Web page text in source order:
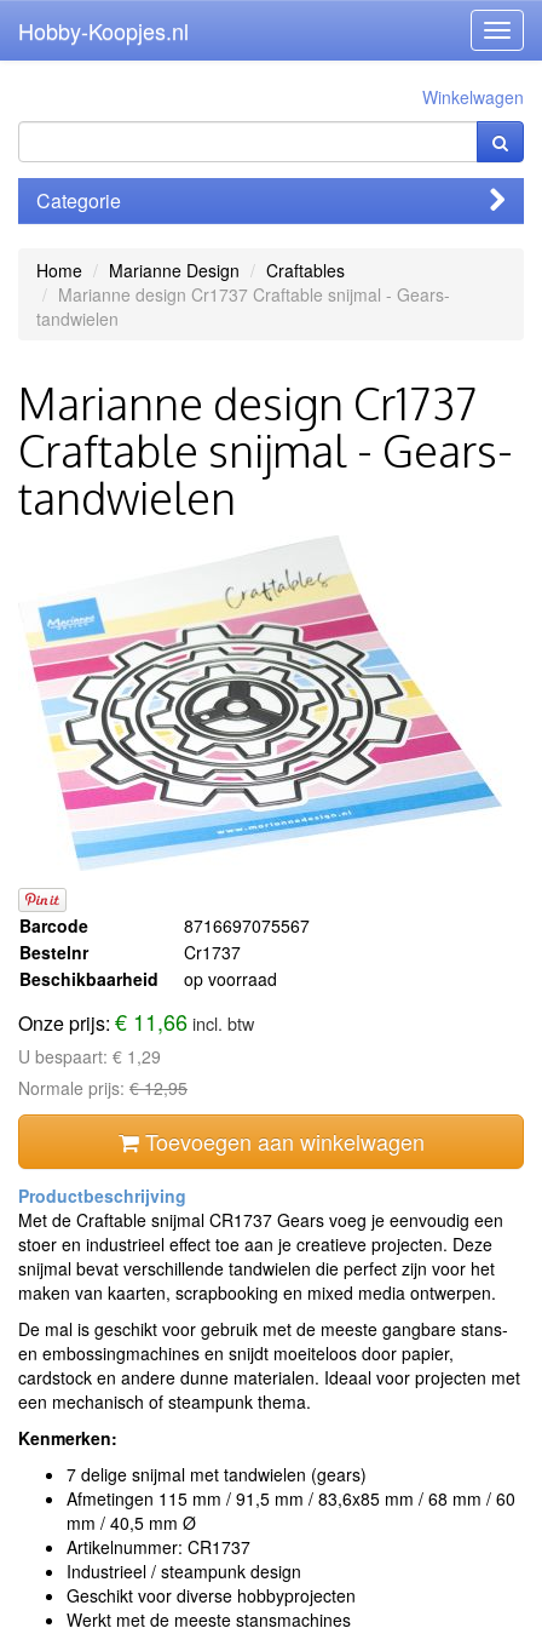
Hobby-Koopjes.nl
Winkelwagen
Categorie
Home Marianne Design
Craftables
Marianne design Cr1737 Craftable snijmal - Gears-
tandwielen
Marianne design Cr1737
Craftable snijmal - Gears-
tandwielen
Barcode
8716697075567
Bestelnr
Cr1737
Beschikbaarheid
op voorraad
Onze prijs: € 11,66incl. btw
U bespaart: € 1,29
Normale prijs: € 12,95
Toevoegen aan winkelwagen
Met de Craftable snijmal CR1737 Gears voeg je eenvoudig een
stoer en industrieel effect toe aan je creatieve projecten. Deze
snijmal bevat verschillende tandwielen die perfect zijn voor het
maken van kaarten, scrapbooking en mixed media ontwerpen.
De mal is geschikt voor gebruik met de meeste gangbare stans-
en embossingmachines en snijdt moeiteloos door papier,
cardstock en andere dunne materialen. Ideaal voor projecten met
een mechanisch of steampunk thema.
Kenmerken:
7 delige snijmal met tandwielen (gears)
Afmetingen 115 mm / 91,5 mm / 83,6x85 mm / 68 mm / 60
mm / 40,5 mm Ø
Artikelnummer: CR1737
Industrieel / steampunk design
Geschikt voor diverse hobbyprojecten
Werkt met de meeste stansmachines